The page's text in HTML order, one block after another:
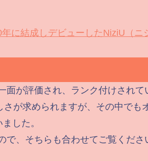
年に結成しデビューしたNiziU（
面が評価され、ランク付けされて
が求められますが、その中で
した。
で、そちらも合わせてご覧くださ